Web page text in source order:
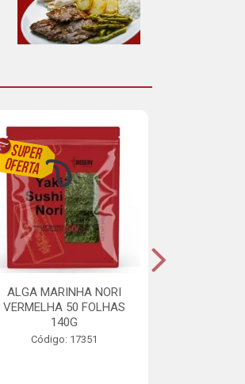
ALGA MARINHA NORI
VERMELHA 50 FOLHAS
140G
Código: 17351